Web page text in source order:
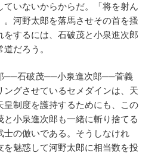
ていないからからだ。「将を射ん
。河野太郎を落馬させその首を搔
をするには、石破茂と小泉進次郎
だろう。
──石破茂──小泉進次郎──菅義
ングさせているセメダインは、天
皇制度を護持するためにも、この
と小泉進次郎も一緒に斬り捨てる
士の倣いである。そうしなけれ
を魅惑して河野太郎に相当数を投